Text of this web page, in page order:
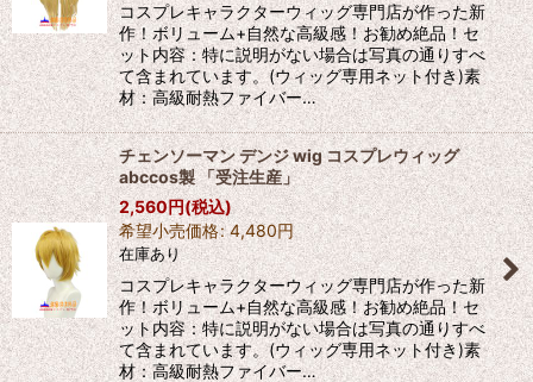
コスプレキャラクターウィッグ専門店が作った新
作！ボリューム+自然な高級感！お勧め絶品！セ
ット内容：特に説明がない場合は写真の通りすべ
て含まれています。(ウィッグ専用ネット付き)素
材：高級耐熱ファイバー…
チェンソーマン デンジ wig コスプレウィッグ
abccos製 「受注生産」
2,560円(税込)
希望小売価格: 4,480円
在庫あり
コスプレキャラクターウィッグ専門店が作った新
作！ボリューム+自然な高級感！お勧め絶品！セ
ット内容：特に説明がない場合は写真の通りすべ
て含まれています。(ウィッグ専用ネット付き)素
材：高級耐熱ファイバー…